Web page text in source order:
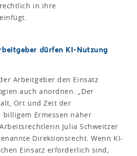
in ihre
dürfen KI-Nutzung
Arbeitgeber den Einsatz
auch anordnen. „Der
Ort und Zeit der
Ermessen näher
Julia Schweitzer
Direktionsrecht. Wenn KI-
Einsatz erforderlich sind,